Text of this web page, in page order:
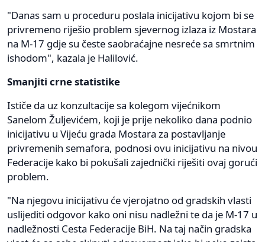
"Danas sam u proceduru poslala inicijativu kojom bi se
privremeno riješio problem sjevernog izlaza iz Mostara
na M-17 gdje su česte saobraćajne nesreće sa smrtnim
ishodom", kazala je Halilović.
Smanjiti crne statistike
Ističe da uz konzultacije sa kolegom vijećnikom
Sanelom Žuljevićem, koji je prije nekoliko dana podnio
inicijativu u Vijeću grada Mostara za postavljanje
privremenih semafora, podnosi ovu inicijativu na nivou
Federacije kako bi pokušali zajednički riješiti ovaj gorući
problem.
"Na njegovu inicijativu će vjerojatno od gradskih vlasti
uslijediti odgovor kako oni nisu nadležni te da je M-17 u
nadležnosti Cesta Federacije BiH. Na taj način gradska